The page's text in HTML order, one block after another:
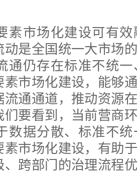
市场化建设可有效
动是全国统一大市场
通仍存在标准不统
素市场化建设，能够
流通通道，推动资源
们要看到，当前营商
数据分散、标准不
素市场化建设，有助
、跨部门的治理流程